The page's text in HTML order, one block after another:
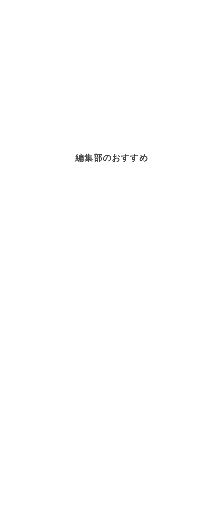
編集部のおすすめ